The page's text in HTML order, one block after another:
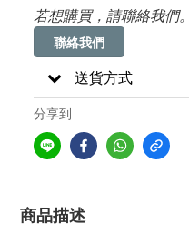
若想購買，請聯絡我們。
聯絡我們
送貨方式
分享到
商品描述